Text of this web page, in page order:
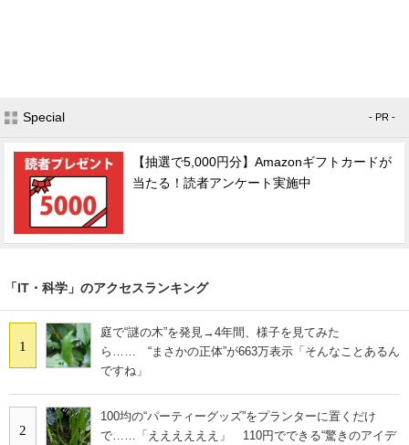
Special - PR -
【抽選で5,000円分】Amazonギフトカードが
当たる！読者アンケート実施中
「IT・科学」のアクセスランキング
1
庭で“謎の木”を発見→4年間、様子を見てみた
ら…… “まさかの正体”が663万表示「そんなことあるん
ですね」
2
100均の“パーティーグッズ”をプランターに置くだけ
で……「ええええええ」 110円でできる“驚きのアイデ